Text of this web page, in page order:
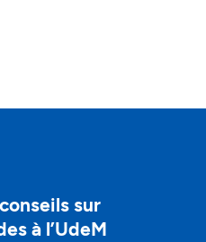
sur
à l’UdeM